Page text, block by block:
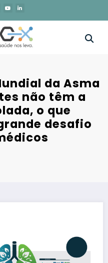
da Asma
não têm a
o que
desafio